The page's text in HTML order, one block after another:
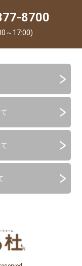
8700
～17:00)